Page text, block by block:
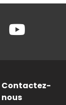
Contactez-
nous